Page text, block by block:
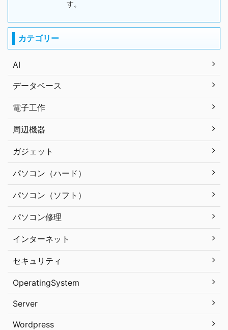
す。
カテゴリー
AI
データベース
電子工作
周辺機器
ガジェット
パソコン（ハード）
パソコン（ソフト）
パソコン修理
インターネット
セキュリティ
OperatingSystem
Server
Wordpress